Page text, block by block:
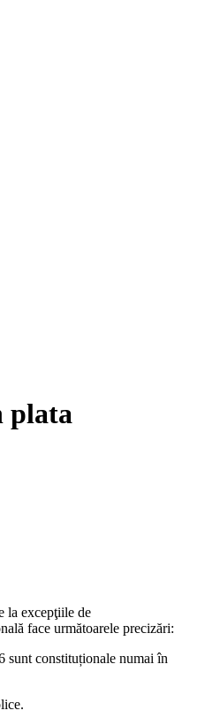
plata
la excepţiile de
face următoarele precizări:
sunt constituționale numai în